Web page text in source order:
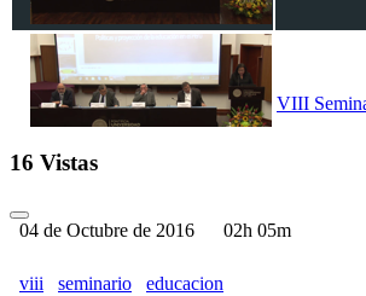
VIII
16 Vistas
04 de Octubre de 2016 02h 05m
viii seminario educacion